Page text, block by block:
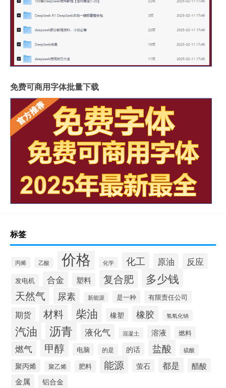
免费可商用字体批量下载
标签
丙烯 乙酸 价格 化学 化工 原油 反应
发电机 合金 塑料 复合肥 多少钱
天然气 尿素 新能源 是一种 有限责任公司
期货 材料 柴油 橡塑 橡胶 氢氧化钠
汽油 沥青 液化气 混凝土 溶液 燃料
燃气 甲醇 电脑 的是 的话 盐酸 硫酸
聚丙烯 聚乙烯 肥料 能源 萤石 都是 醋酸
金属 铝合金